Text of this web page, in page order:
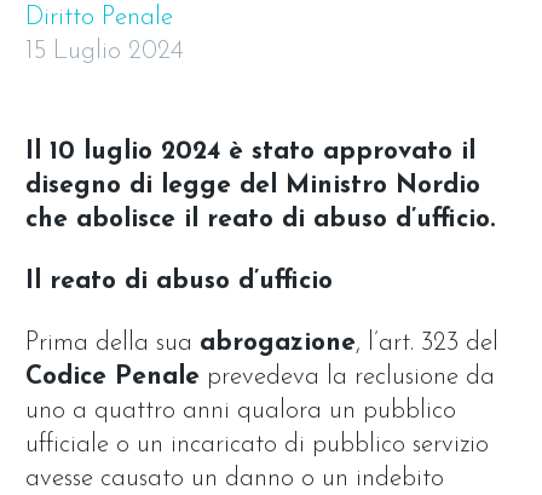
Diritto Penale
15 Luglio 2024
Il 10 luglio 2024 è stato approvato il
disegno di legge del Ministro Nordio
che abolisce il reato di abuso d’ufficio.
Il reato di abuso d’ufficio
Prima della sua abrogazione, l’art. 323 del
Codice Penale prevedeva la reclusione da
uno a quattro anni qualora un pubblico
ufficiale o un incaricato di pubblico servizio
avesse causato un danno o un indebito